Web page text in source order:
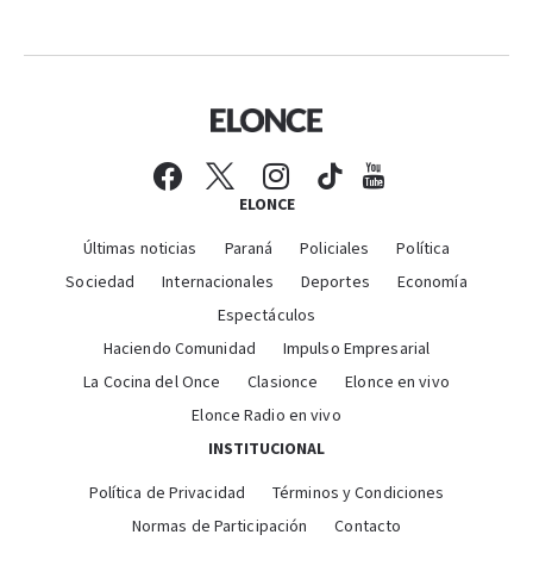
ELONCE
Últimas noticias Paraná Policiales
Política
Sociedad
Internacionales Deportes
Economía
Espectáculos
Haciendo Comunidad
Impulso Empresarial
La Cocina del Once
Clasionce
Elonce en vivo
Elonce Radio en vivo
INSTITUCIONAL
Política de Privacidad
Términos y Condiciones
Normas de Participación
Contacto